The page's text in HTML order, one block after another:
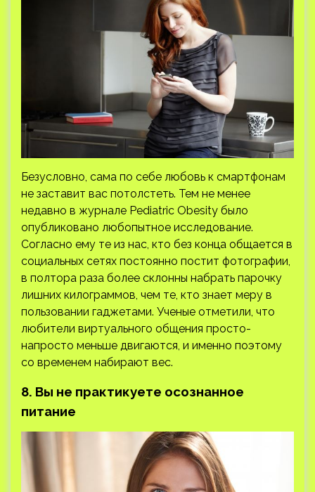
Безусловно, сама по себе любовь к смартфонам
не заставит вас потолстеть. Тем не менее
недавно в журнале Pediatric Obesity было
опубликовано любопытное исследование.
Согласно ему те из нас, кто без конца общается в
социальных сетях постоянно постит фотографии,
в полтора раза более склонны набрать парочку
лишних килограммов, чем те, кто знает меру в
пользовании гаджетами. Ученые отметили, что
любители виртуального общения просто-
напросто меньше двигаются, и именно поэтому
со временем набирают вес.
8. Вы не практикуете осознанное
питание